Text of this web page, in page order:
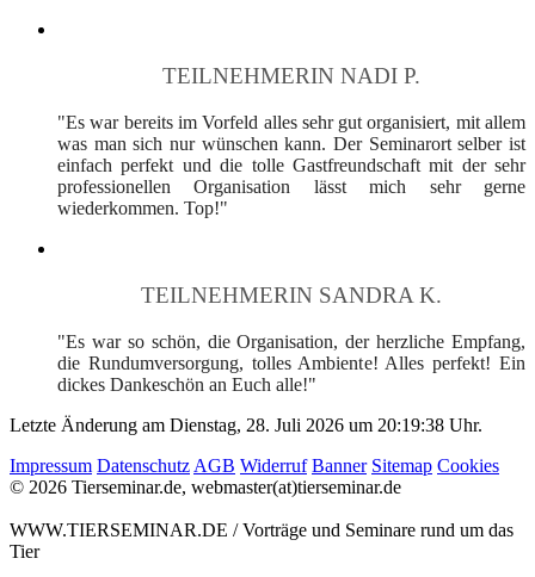
TEILNEHMERIN NADI P.
"Es war bereits im Vorfeld alles sehr gut organisiert, mit allem
was man sich nur wünschen kann. Der Seminarort selber ist
einfach perfekt und die tolle Gastfreundschaft mit der sehr
professionellen Organisation lässt mich sehr gerne
wiederkommen. Top!"
TEILNEHMERIN SANDRA K.
"Es war so schön, die Organisation, der herzliche Empfang,
die Rundumversorgung, tolles Ambiente! Alles perfekt! Ein
dickes Dankeschön an Euch alle!"
Letzte Änderung am Dienstag, 28. Juli 2026 um 20:19:38 Uhr.
Impressum DatenschutzAGB Widerruf Banner Sitemap Cookies
© 2026 Tierseminar.de, webmaster(at)tierseminar.de
WWW.TIERSEMINAR.DE / Vorträge und Seminare rund um das
Tier